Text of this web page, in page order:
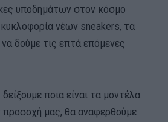
υποδημάτων στον κόσμο
νέων sneakers, τα
δούμε τις επτά επόμενες
ποια είναι τα μοντέλα
προσοχή μας, θα αναφερθούμε